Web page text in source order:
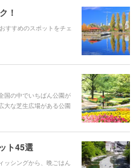
接し、東京湾を一望でき
園を紹介します！
！
すすめのスポットをチェ
国の中でいちばん公園が
大な芝生広場がある公園
ト45選
ッシングから、晩ごはん